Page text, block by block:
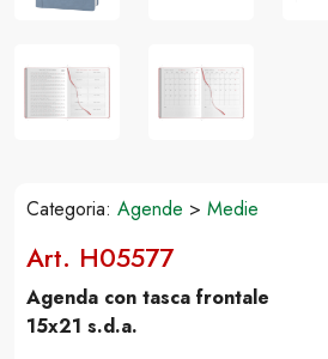
Categoria: Agende > Medie
Art. H05577
Agenda con tasca frontale
15x21 s.d.a.